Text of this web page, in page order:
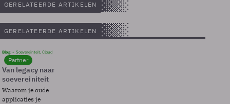
GERELATEERDE ARTIKELEN
GERELATEERDE ARTIKELEN
Blog Soevereinteit, Cloud
Partner
Van legacy naar
soevereiniteit
Waarom je oude
applicaties je